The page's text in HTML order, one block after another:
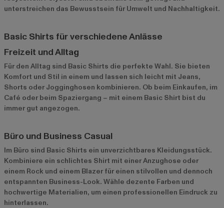
unterstreichen das Bewusstsein für Umwelt und Nachhaltigkeit.
Basic Shirts für verschiedene Anlässe
Freizeit und Alltag
Für den Alltag sind Basic Shirts die perfekte Wahl. Sie bieten
Komfort und Stil in einem und lassen sich leicht mit Jeans,
Shorts oder Jogginghosen kombinieren. Ob beim Einkaufen, im
Café oder beim Spaziergang – mit einem Basic Shirt bist du
immer gut angezogen.
Büro und Business Casual
Im Büro sind Basic Shirts ein unverzichtbares Kleidungsstück.
Kombiniere ein schlichtes Shirt mit einer Anzughose oder
einem Rock und einem Blazer für einen stilvollen und dennoch
entspannten Business-Look. Wähle dezente Farben und
hochwertige Materialien, um einen professionellen Eindruck zu
hinterlassen.